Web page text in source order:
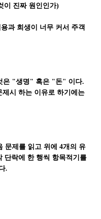
이 진짜 원인인가)
과 희생이 너무 커서 주객
은 "생명" 혹은 "돈" 이다.
시 하는 이유로 하기에는
문제를 읽고 위에 4개의 유
단락에 한 행씩 항목적기를
.